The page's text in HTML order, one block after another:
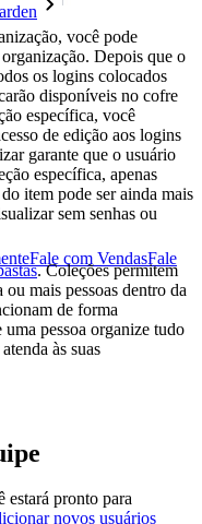
Fale com VendasFale
você pode
Depois que o
os logins colocados
disponíveis no cofre
específica, você
de edição aos logins
garante que o usuário
específica, apenas
item pode ser ainda mais
sem senhas ou
. Coleções permitem
mais pessoas dentro da
de forma
pessoa organize tudo
às suas
estará pronto para
novos usuários